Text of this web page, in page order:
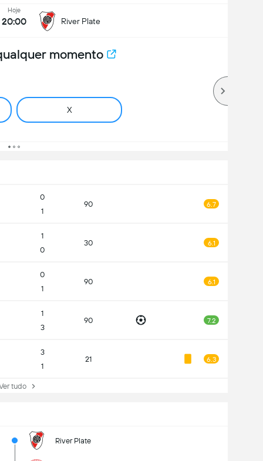
Hoje
20:00 River Plate
momento
X
0
1
90 6.7
1
0
30 6.1
0
1
90 6.1
1
3
90 7.2
3
1
21 6.3
tudo
River Plate